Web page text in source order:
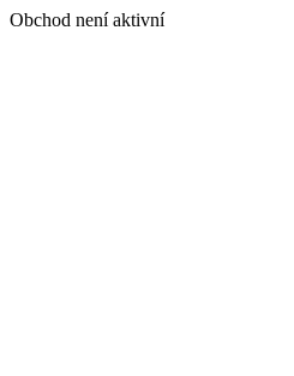
Obchod není aktivní